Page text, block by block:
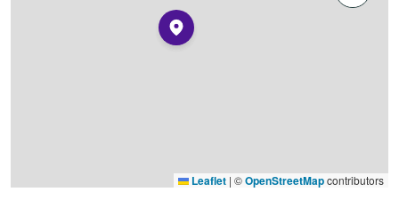
Leaflet | ©OpenStreetMapcontributors